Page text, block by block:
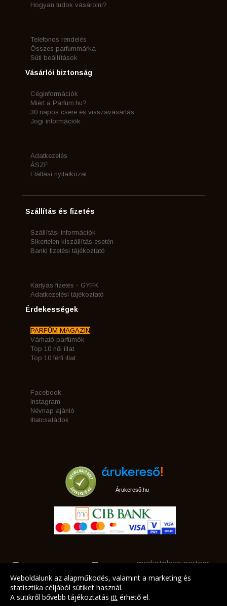
Hogyan tudok vásárolni?
Telefonos rendelés
Összes parfummárka
Süti beállítások
Vásárlói biztonság
Céginformációk
Miért a Parfum.hu?
30 napos csere és visszavásárlás
Jogi információk
Adatkezelés
ÁSZF
Elállási nyilatkozat
Szállítás és fizetés
Szállítási információk
Sikertelen kiszállítás esetén
Banki fizetési tájékoztató
Kártyás fizetés - GYFK
Adatkezelési tájékoztató
Érdekességek
PARFÜM MAGAZIN
Várható parfümök
Top 10 női illat
Top 10 férfi illat
Facebook
Instagram
Névnap ajánló
Illatcsaládok
Árukereső.hu
marketplace partner
Weboldalunk az alapműködés, valamint a marketing és
statisztika céljából sütiket használ.
A sütikről bővebb tájékoztatás itt érhető el.